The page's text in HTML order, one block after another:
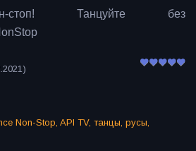
стоп! Танцуйте без
Non-Stop, API TV, танцы, русы,